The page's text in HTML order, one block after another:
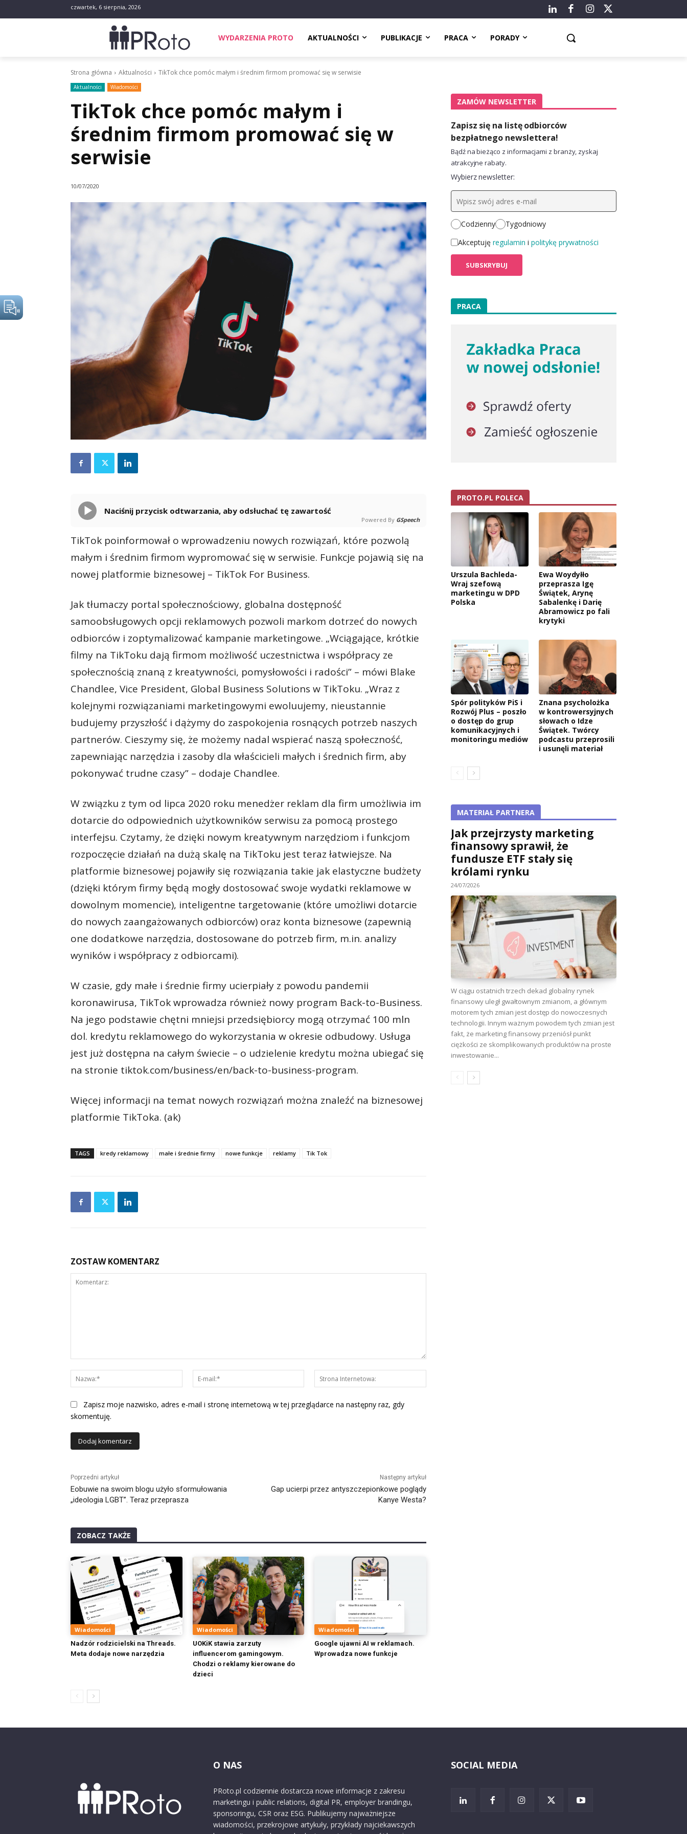
czwartek, 6 sierpnia, 2026
WYDARZENIA PROTO AKTUALNOŚCI PUBLIKACJE PRACA PORADY
Strona główna Aktualności TikTok chce pomóc małym i średnim firmom promować się w serwisie
Aktualności Wiadomości
TikTok chce pomóc małym i
średnim firmom promować się w
serwisie
10/07/2020
Naciśnij przycisk odtwarzania, aby odsłuchać tę zawartość
Powered By GSpeech
TikTok poinformował o wprowadzeniu nowych rozwiązań, które pozwolą
małym i średnim firmom wypromować się w serwisie. Funkcje pojawią się na
nowej platformie biznesowej – TikTok For Business.
Jak tłumaczy portal społecznościowy, globalna dostępność
samoobsługowych opcji reklamowych pozwoli markom dotrzeć do nowych
odbiorców i zoptymalizować kampanie marketingowe. „Wciągające, krótkie
filmy na TikToku dają firmom możliwość uczestnictwa i współpracy ze
społecznością znaną z kreatywności, pomysłowości i radości” – mówi Blake
Chandlee, Vice President, Global Business Solutions w TikToku. „Wraz z
kolejnymi rozwiązaniami marketingowymi ewoluujemy, nieustannie
budujemy przyszłość i dążymy do zaspokojenia rosnących potrzeb naszych
partnerów. Cieszymy się, że możemy nadal wspierać naszą społeczność,
zapewniając narzędzia i zasoby dla właścicieli małych i średnich firm, aby
pokonywać trudne czasy” – dodaje Chandlee.
W związku z tym od lipca 2020 roku menedżer reklam dla firm umożliwia im
dotarcie do odpowiednich użytkowników serwisu za pomocą prostego
interfejsu. Czytamy, że dzięki nowym kreatywnym narzędziom i funkcjom
rozpoczęcie działań na dużą skalę na TikToku jest teraz łatwiejsze. Na
platformie biznesowej pojawiły się rozwiązania takie jak elastyczne budżety
(dzięki którym firmy będą mogły dostosować swoje wydatki reklamowe w
dowolnym momencie), inteligentne targetowanie (które umożliwi dotarcie
do nowych zaangażowanych odbiorców) oraz konta biznesowe (zapewnią
one dodatkowe narzędzia, dostosowane do potrzeb firm, m.in. analizy
wyników i współpracy z odbiorcami).
W czasie, gdy małe i średnie firmy ucierpiały z powodu pandemii
koronawirusa, TikTok wprowadza również nowy program Back-to-Business.
Na jego podstawie chętni mniejsi przedsiębiorcy mogą otrzymać 100 mln
dol. kredytu reklamowego do wykorzystania w okresie odbudowy. Usługa
jest już dostępna na całym świecie – o udzielenie kredytu można ubiegać się
na stronie tiktok.com/business/en/back-to-business-program.
Więcej informacji na temat nowych rozwiązań można znaleźć na biznesowej
platformie TikToka. (ak)
TAGS kredy reklamowy małe i średnie firmy nowe funkcje reklamy Tik Tok
ZOSTAW KOMENTARZ
Nazwa:*
mail:*
Internetowa:
Zapisz moje nazwisko, adres e-mail i stronę internetową w tej przeglądarce na następny raz, gdy
skomentuję.
Poprzedni artykuł
Eobuwie na swoim blogu użyło sformułowania
„ideologia LGBT”. Teraz przeprasza
Następny artykuł
Gap ucierpi przez antyszczepionkowe poglądy
Kanye Westa?
ZOBACZ TAKŻE
Wiadomości
Nadzór rodzicielski na Threads.
Meta dodaje nowe narzędzia
Wiadomości
UOKiK stawia zarzuty
influencerom gamingowym.
Chodzi o reklamy kierowane do
dzieci
Wiadomości
Google ujawni AI w reklamach.
Wprowadza nowe funkcje
ZAMÓW NEWSLETTER
Zapisz się na listę odbiorców
bezpłatnego newslettera!
Bądź na bieżąco z informacjami z branży, zyskaj
atrakcyjne rabaty.
Wybierz newsletter:
Codzienny
Tygodniowy
Akceptuję regulamin i politykę prywatności
PRACA
PROTO.PL POLECA
Urszula Bachleda-
Wraj szefową
marketingu w DPD
Polska
Ewa Woydyłło
przeprasza Igę
Świątek, Arynę
Sabalenkę i Darię
Abramowicz po fali
krytyki
Spór polityków PiS i
Rozwój Plus – poszło
o dostęp do grup
komunikacyjnych i
monitoringu mediów
Znana psycholożka
w kontrowersyjnych
słowach o Idze
Świątek. Twórcy
podcastu przeprosili
i usunęli materiał
MATERIAŁ PARTNERA
Jak przejrzysty marketing
finansowy sprawił, że
fundusze ETF stały się
królami rynku
24/07/2026
W ciągu ostatnich trzech dekad globalny rynek
finansowy uległ gwałtownym zmianom, a głównym
motorem tych zmian jest dostęp do nowoczesnych
technologii. Innym ważnym powodem tych zmian jest
fakt, że marketing finansowy przeniósł punkt
ciężkości ze skomplikowanych produktów na proste
inwestowanie...
O NAS
PRoto.pl codziennie dostarcza nowe informacje z zakresu
marketingu i public relations, digital PR, employer brandingu,
sponsoringu, CSR oraz ESG. Publikujemy najważniejsze
wiadomości, przekrojowe artykuły, przykłady najciekawszych
SOCIAL MEDIA